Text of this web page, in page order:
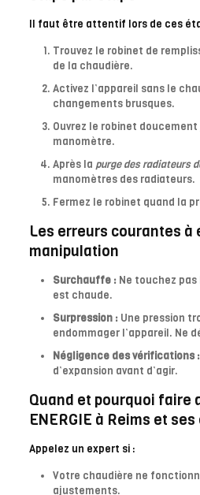
Il faut être attentif lors de ces
Trouvez le robinet de
de la chaudière.
Activez l’appareil sans le
changements brusques.
Ouvrez le robinet doucement
manomètre.
Après la purge des radiateurs
manomètres des radiateurs.
Fermez le robinet quand la
Les erreurs courantes à
manipulation
Surchauffe :Ne touchez pas
est chaude.
Surpression :Une pression
endommager l’appareil. Ne
Négligence des vérifications :
d’expansion avant d’agir.
Quand et pourquoi faire
ENERGIE à Reims et
Appelez un expert si :
Votre chaudière ne
ajustements.